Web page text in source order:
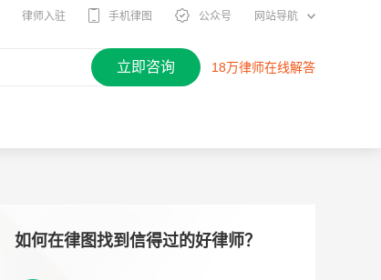
律师入驻 手机律图 公众号 网站导航
立即咨询 18万律师在线解答
如何在律图找到信得过的好律师？